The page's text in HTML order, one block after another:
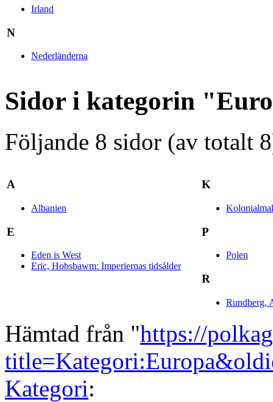
Irland
N
Nederländerna
Sidor i kategorin
Följande 8 sidor (av totalt
A
Albanien
E
Eden is West
Eric, Hobsbawm: Imperiernas tidsålder
K
P
Polen
R
Rundberg,
Hämtad från "https://
Kategori: